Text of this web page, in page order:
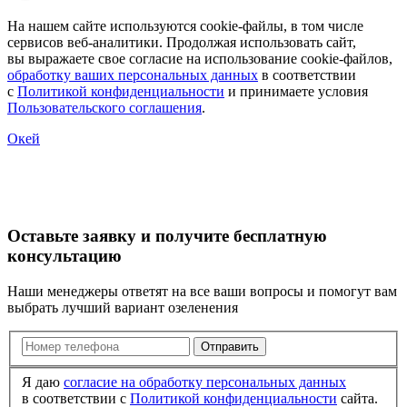
На нашем сайте используются cookie-файлы, в том числе
сервисов веб-аналитики. Продолжая использовать сайт,
вы выражаете свое согласие на использование cookie-файлов,
обработку ваших персональных данных в соответствии
с Политикой конфиденциальности и принимаете условия
Пользовательского соглашения.
Окей
Оставьте заявку и получите бесплатную
консультацию
Наши менеджеры ответят на все ваши вопросы и помогут вам
выбрать лучший вариант озеленения
Отправить
Я даю согласие на обработку персональных данных
в соответствии с Политикой конфиденциальности сайта.